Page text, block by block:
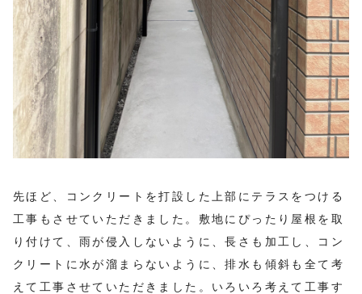
先ほど、コンクリートを打設した上部にテラスをつける
工事もさせていただきました。敷地にぴったり屋根を取
り付けて、雨が侵入しないように、長さも加工し、コン
クリートに水が溜まらないように、排水も傾斜も全て考
えて工事させていただきました。いろいろ考えて工事す